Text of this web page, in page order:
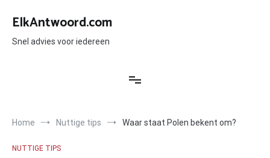
naar
inhoud
ElkAntwoord.com
Snel advies voor iedereen
Home Nuttige tips Waar staat Polen bekent om?
NUTTIGE TIPS